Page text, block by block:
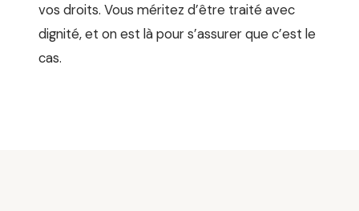
vos droits. Vous méritez d’être traité avec
dignité, et on est là pour s’assurer que c’est le
cas.